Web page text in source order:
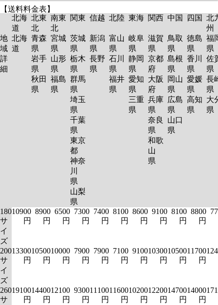
【送料料金表】
北海
道
北東
北
南東
北
関東 信越 北陸 東海 関西 中国 四国
北
州
地
域
詳
細
北海
道
青森
県
岩手
県
秋田
県
宮城
県
山形
県
福島
県
茨城
県
栃木
県
群馬
県
埼玉
県
千葉
県
東京
都
神奈
川
県
山梨
県
新潟
県
長野
県
富山
県
石川
県
福井
県
岐阜
県
静岡
県
愛知
県
三重
県
滋賀
県
京都
府
大阪
府
兵庫
県
奈良
県
和歌
山
県
鳥取
県
島根
県
岡山
県
広島
県
山口
県
徳島
県
香川
県
愛媛
県
高知
県
福
佐
長
大
180
サ
イ
ズ
10900
円
8900
円
6500
円
7300
円
7400
円
8100
円
8600
円
9100
円
8100
円
8800
円
200
サ
イ
ズ
13300
円
10500
円
10000
円
7900
円
7900
円
7100
円
9100
円
10300
円
10500
円
11700
円
260
サ
19100
円
14400
円
12100
円
9300
円
11100
円
11600
円
10200
円
12200
円
14700
円
14000
円